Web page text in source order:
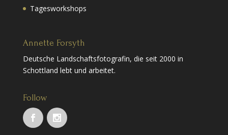
Tagesworkshops
Annette Forsyth
Deutsche Landschaftsfotografin, die seit 2000 in
Schottland lebt und arbeitet.
Follow